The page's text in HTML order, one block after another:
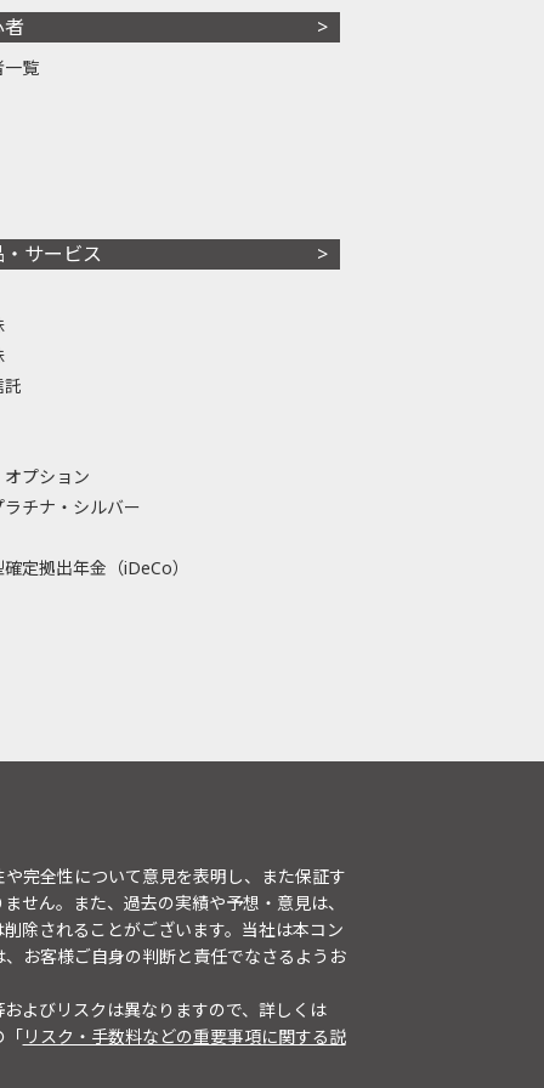
一覧
サービス
託
プション
ラチナ・シルバー
定拠出年金（iDeCo）
完全性について意見を表明し、また保証す
せん。また、過去の実績や予想・意見は、
除されることがございます。当社は本コン
お客様ご自身の判断と責任でなさるようお
よびリスクは異なりますので、詳しくは
「リスク・手数料などの重要事項に関する説